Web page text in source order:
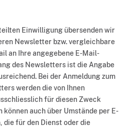
Einwilligung übersenden wir
Newsletter bzw. vergleichbare
an Ihre angegebene E-Mail-
des Newsletters ist die Angabe
Bei der Anmeldung zum
werden die von Ihnen
für diesen Zweck
können auch über Umstände per E-
für den Dienst oder die